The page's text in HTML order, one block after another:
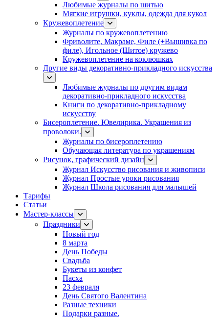
Любимые журналы по шитью
Мягкие игрушки, куклы, одежда для кукол
Кружевоплетение
Журналы по кружевоплетению
Фриволите, Макраме, Филе (+Вышивка по
филе), Игольное (Шитое) кружево
Кружевоплетение на коклюшках
Другие виды декоративно-прикладного искусства
Любимые журналы по другим видам
декоративно-прикладного искусства
Книги по декоративно-прикладному
искусству
Бисероплетение. Ювелирика. Украшения из
проволоки.
Журналы по бисероплетению
Обучающая литература по украшениям
Рисунок, графический дизайн
Журнал Искусство рисования и живописи
Журнал Простые уроки рисования
Журнал Школа рисования для малышей
Тарифы
Статьи
Мастер-классы
Праздники
Новый год
8 марта
День Победы
Свадьба
Букеты из конфет
Пасха
23 февраля
День Святого Валентина
Разные техники
Подарки разные.